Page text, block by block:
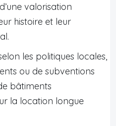
valorisation
histoire et leur
les politiques locales,
ou de subventions
bâtiments
la location longue